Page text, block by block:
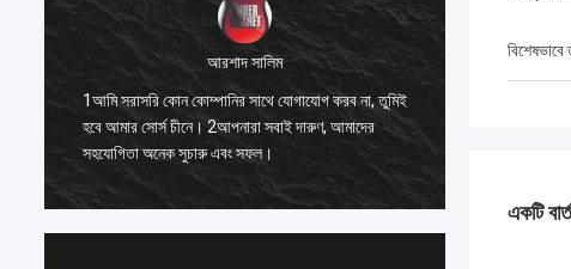
আরশাদ সালিম
1আমি সরাসরি কোন কোম্পানির সাথে যোগাযোগ করব না, তুমিই
হবে আমার সোর্স চীনে। 2আপনারা সবাই দারুণ, আমাদের
সহযোগিতা অনেক সুচারু এবং সফল।
1. সেরা
বিশেষভাবে
একটি